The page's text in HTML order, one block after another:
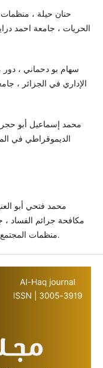
مكافحة جرائم الفساد
منظمات المجتمع المدني في تحقيق التنمية المستدامة ، 2020.